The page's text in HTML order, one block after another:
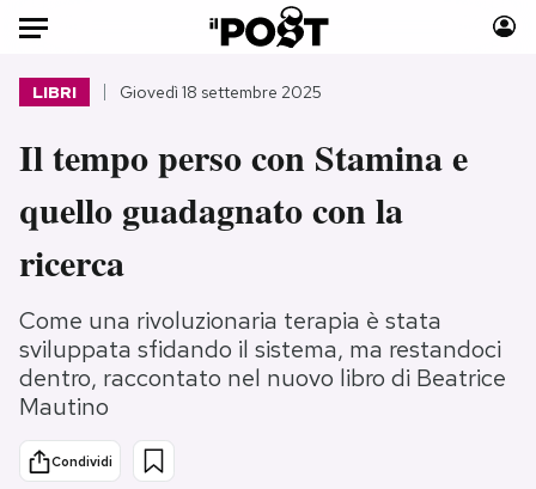
Auto
HOME
Italia
Mondo
Politica
Internet
Scienza
Cultura
Economia
Sport
Ok Boomer!
Media
LIBRI Giovedì 18 settembre 2025
Il tempo perso con Stamina e
quello guadagnato con la
ricerca
Come una rivoluzionaria terapia è stata
sviluppata sfidando il sistema, ma restandoci
dentro, raccontato nel nuovo libro di Beatrice
Mautino
Condividi